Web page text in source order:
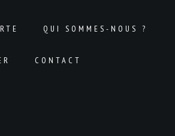
QUI SOMMES-NOUS ?
CONTACT